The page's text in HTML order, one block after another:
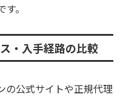
。
・入手経路の比較
の公式サイトや正規代理